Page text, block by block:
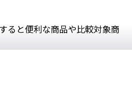
ると便利な商品や比較対象商